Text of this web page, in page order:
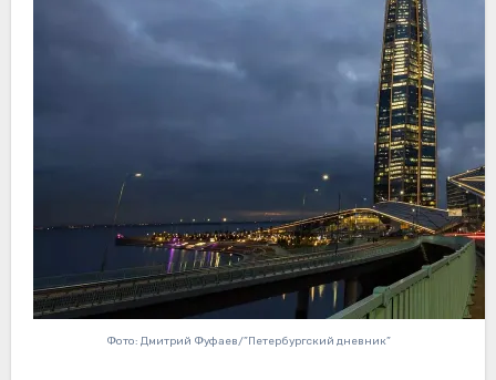
Фото: Дмитрий Фуфаев/”Петербургский дневник”